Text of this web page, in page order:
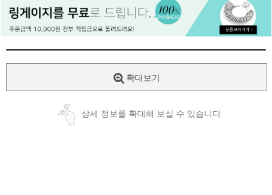
페이코 ID로
PAYCO 바로
확대보기
상세 정보를 확대해 보실 수 있습니다